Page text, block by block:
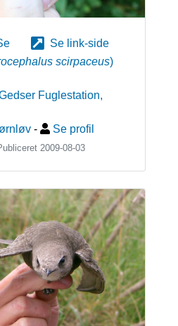
Se link-side
scirpaceus)
Fuglestation,
- Se profil
2009-08-03